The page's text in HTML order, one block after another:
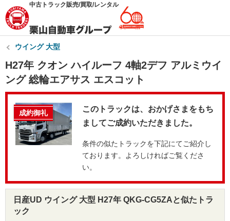
中古トラック販売/買取/レンタル
ウイング 大型
H27年 クオン ハイルーフ 4軸2デフ アルミウイ
ング 総輪エアサス エスコット
成約御礼
このトラックは、おかげさまをもち
ましてご成約いただきました。
条件の似たトラックを下記にてご紹介し
ております。よろしければご覧くださ
い。
日産UD ウイング 大型 H27年 QKG-CG5ZAと似たトラ
ック